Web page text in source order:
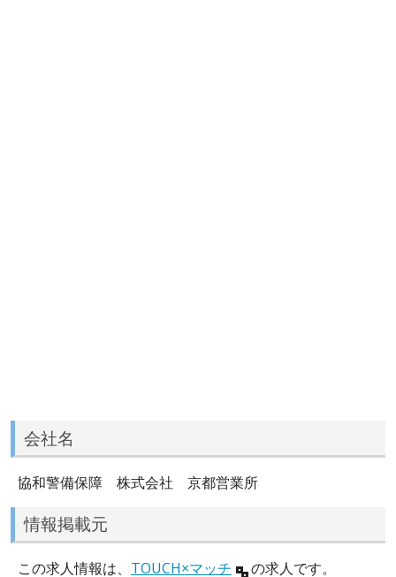
会社名
協和警備保障 株式会社 京都営業所
情報掲載元
この求人情報は、 TOUCH×マッチ の求人です。